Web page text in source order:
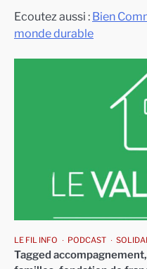
Ecoutez aussi : Bien
monde durable
LE FIL INFO PODCAST
Tagged accompagnement,